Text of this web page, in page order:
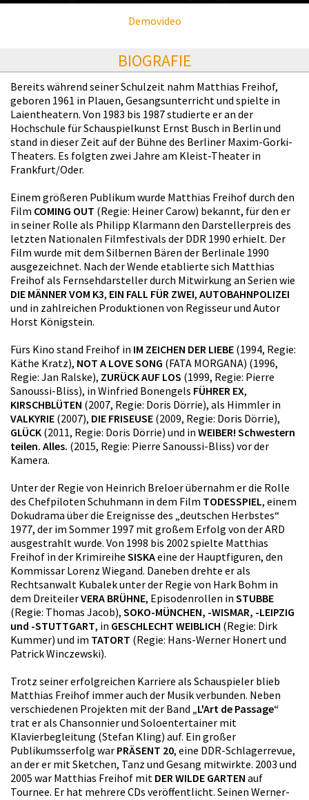
Demovideo
BIOGRAFIE
Bereits während seiner Schulzeit nahm Matthias Freihof,
geboren 1961 in Plauen, Gesangsunterricht und spielte in
Laientheatern. Von 1983 bis 1987 studierte er an der
Hochschule für Schauspielkunst Ernst Busch in Berlin und
stand in dieser Zeit auf der Bühne des Berliner Maxim-Gorki-
Theaters. Es folgten zwei Jahre am Kleist-Theater in
Frankfurt/Oder.
Einem größeren Publikum wurde Matthias Freihof durch den
Film COMING OUT (Regie: Heiner Carow) bekannt, für den er
in seiner Rolle als Philipp Klarmann den Darstellerpreis des
letzten Nationalen Filmfestivals der DDR 1990 erhielt. Der
Film wurde mit dem Silbernen Bären der Berlinale 1990
ausgezeichnet. Nach der Wende etablierte sich Matthias
Freihof als Fernsehdarsteller durch Mitwirkung an Serien wie
DIE MÄNNER VOM K3, EIN FALL FÜR ZWEI, AUTOBAHNPOLIZEI
und in zahlreichen Produktionen von Regisseur und Autor
Horst Königstein.
Fürs Kino stand Freihof in IM ZEICHEN DER LIEBE (1994, Regie:
Käthe Kratz), NOT A LOVE SONG (FATA MORGANA) (1996,
Regie: Jan Ralske), ZURÜCK AUF LOS (1999, Regie: Pierre
Sanoussi-Bliss), in Winfried Bonengels FÜHRER EX,
KIRSCHBLÜTEN (2007, Regie: Doris Dörrie), als Himmler in
VALKYRIE (2007), DIE FRISEUSE (2009, Regie: Doris Dörrie),
GLÜCK (2011, Regie: Doris Dörrie) und in WEIBER! Schwestern
teilen. Alles. (2015, Regie: Pierre Sanoussi-Bliss) vor der
Kamera.
Unter der Regie von Heinrich Breloer übernahm er die Rolle
des Chefpiloten Schuhmann in dem Film TODESSPIEL, einem
Dokudrama über die Ereignisse des „deutschen Herbstes“
1977, der im Sommer 1997 mit großem Erfolg von der ARD
ausgestrahlt wurde. Von 1998 bis 2002 spielte Matthias
Freihof in der Krimireihe SISKAeine der Hauptfiguren, den
Kommissar Lorenz Wiegand. Daneben drehte er als
Rechtsanwalt Kubalek unter der Regie von Hark Bohm in
dem DreiteilerVERA BRÜHNE, Episodenrollen in STUBBE
(Regie: Thomas Jacob), SOKO-MÜNCHEN, -WISMAR, -LEIPZIG
und -STUTTGART, in GESCHLECHT WEIBLICH (Regie: Dirk
Kummer) und im TATORT (Regie: Hans-Werner Honert und
Patrick Winczewski).
Trotz seiner erfolgreichen Karriere als Schauspieler blieb
Matthias Freihof immer auch der Musik verbunden. Neben
verschiedenen Projekten mit der Band „L'Art de Passage“
trat er als Chansonnier und Soloentertainer mit
Klavierbegleitung (Stefan Kling) auf. Ein großer
Publikumsserfolg war PRÄSENT 20, eine DDR-Schlagerrevue,
an der er mit Sketchen, Tanz und Gesang mitwirkte. 2003 und
2005 war Matthias Freihof mit DER WILDE GARTEN auf
Tournee. Er hat mehrere CDs veröffentlicht. Seinen Werner-